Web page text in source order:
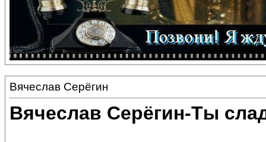
Вячеслав Серёгин
Вячеслав Серёгин-Ты